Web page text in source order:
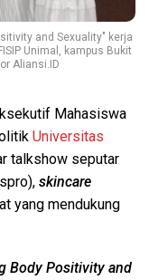
and Sexuality" kerja
Unimal, kampus Bukit
Aliansi.ID
Mahasiswa
Universitas
talkshow seputar
skincare
yang mendukung
Body Positivity and